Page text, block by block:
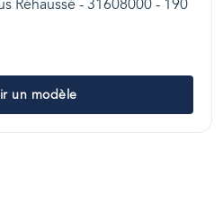
Réhaussé - 31608000 - 190
un modèle